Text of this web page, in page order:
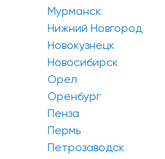
Мурманск
Нижний Новгород
Новокузнецк
Новосибирск
Орел
Оренбург
Пенза
Пермь
Петрозаводск